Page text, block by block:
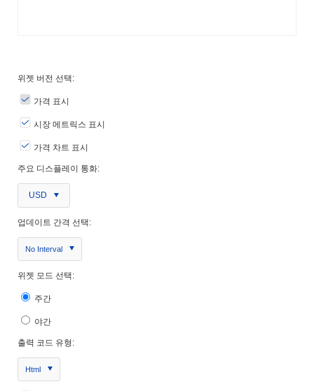
위젯 버전 선택:
가격 표시
시장 메트릭스 표시
가격 차트 표시
주요 디스플레이 통화:
USD
업데이트 간격 선택:
No Interval
위젯 모드 선택:
주간
야간
출력 코드 유형:
Html